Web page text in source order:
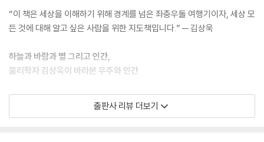
고 말해도 큰 무리는 없습니다. 물리학의 시작은 원자입니다. 물리학자가
보는 모든 이야기의 시작점 역시 원자입니다. 원자는 '원자에서 분자로, 분
입니다. 고로 원자에 대한 이해는 세상 존재에 대한 이해로 연결됩니다.
세상을 이해하기 위한 물리학자의 좌충우돌 여행기
우리 몸을 이루는 원자핵은 변하지 않는 물질의 토대가 되지만, 별의 원자
핵은 쪼개지고 합쳐지며 우주를 움직이는 에너지를 만들어낸다. 어떤 원자
움직임을 추동한다. 이렇게 우주는 원자들로 이루어진 하나의 거대한 유기
체와 같다.
원자를 이해하자 인류 문명의 모습 자체가 바뀌게 된다. 19세기에는 존재
하지 않았던 컴퓨터, TV, 플라스틱, 스마트폰, 인터넷, 형광등, 합성 섬유,
“이 책은 세상을 이해하기 위해 경계를 넘은 좌충우돌 여행기이자, 세상 모
든 것에 대해 알고 싶은 사람을 위한 지도책입니다.” ─ 김상욱
하늘과 바람과 별 그리고 인간,
물리학자 김상욱이 바라본 우주와 인간
5년간의 작업을 통해서 돌아온 다정한 물리학자 김상욱이 과학의 언어를
통해 세상 모든 존재들에 대한 이야기를 들려준다. 윤동주 시인의 시집에
출판사 리뷰 더보기